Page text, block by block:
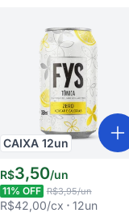
CAIXA 12un
R$3,50/un
11% OFF R$3,95/un
R$42,00/cx 12un